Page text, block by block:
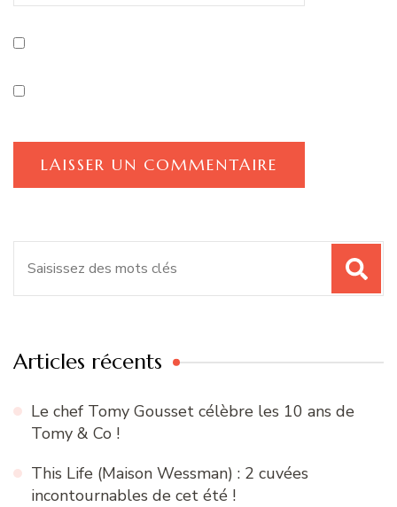
Articles récents
Le chef Tomy Gousset célèbre les 10 ans de
Tomy & Co !
This Life (Maison Wessman) : 2 cuvées
incontournables de cet été !